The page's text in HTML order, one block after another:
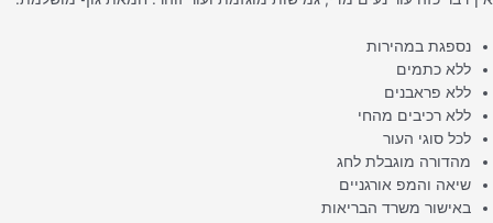
נספגת במהירות
ללא כתמים
ללא פראבנים
ללא רכיבים מהחי
לכל סוגי העור
מהדורה מוגבלת לחג
שיאה והמפ אורגניים
באישור משרד הבריאות